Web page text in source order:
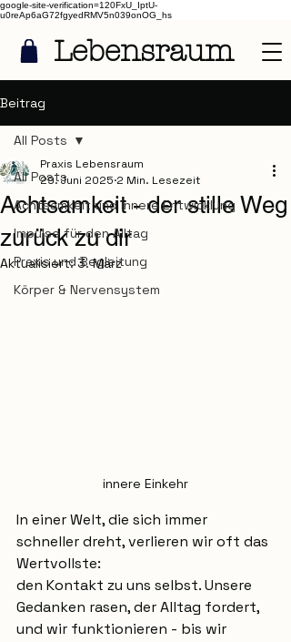
google-site-verification=120FxU_IptU-
u0reAp6aG72fgyedRMV5n039onOG_hs
Lebensraum
Beitrag
All Posts
Achtsamkeit und innere Entwicklung
Impulse für den Alltag
Praxis und Begleitung
Körper & Nervensystem
All Posts
Achtsamkeit - der stille Weg
zurück zu dir
Praxis Lebensraum
29. Juni 2025 2 Min. Lesezeit
Aktualisiert:3. März
innere Einkehr
In einer Welt, die sich immer
schneller dreht, verlieren wir oft das
Wertvollste:
den Kontakt zu uns selbst. Unsere
Gedanken rasen, der Alltag fordert,
und wir funktionieren - bis wir